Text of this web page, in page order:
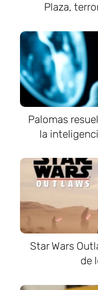
Plaza,
Palomas
la
Star Wars
de